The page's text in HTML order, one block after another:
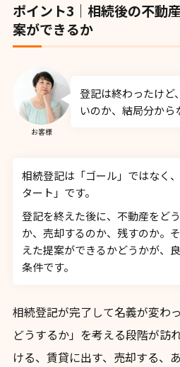
ポイント3｜相続後の不動
案ができるか
登記は終わったけど
いのか、結局分か
お客様
相続登記は「ゴール」ではなく
タート」です。
登記を終えた後に、不動産をど
か、売却するのか、残すのか。
えた提案ができるかどうかが、
条件です。
相続登記が完了して名義が変わ
どうするか」を考える段階が訪
ける、賃貸に出す、売却する、